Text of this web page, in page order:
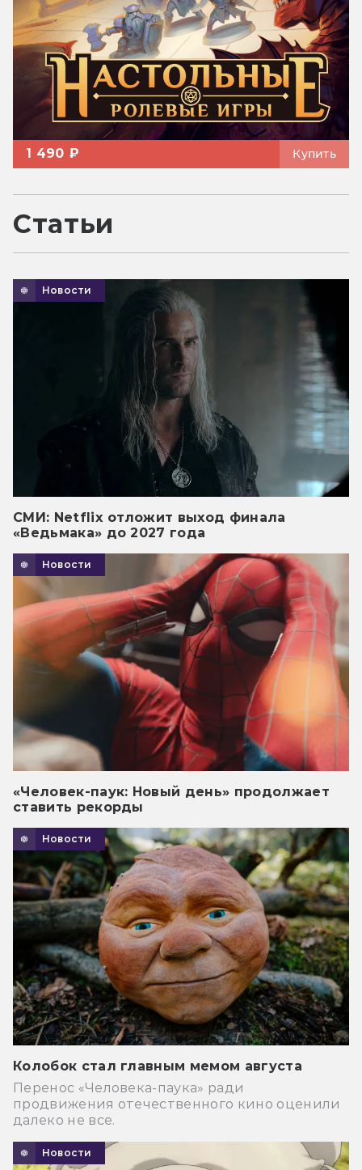
1 490 ₽ Купить
Статьи
Новости
СМИ: Netflix отложит выход финала
«Ведьмака» до 2027 года
Новости
«Человек-паук: Новый день» продолжает
ставить рекорды
Новости
Колобок стал главным мемом августа
Перенос «Человека-паука» ради
продвижения отечественного кино оценили
далеко не все.
Новости